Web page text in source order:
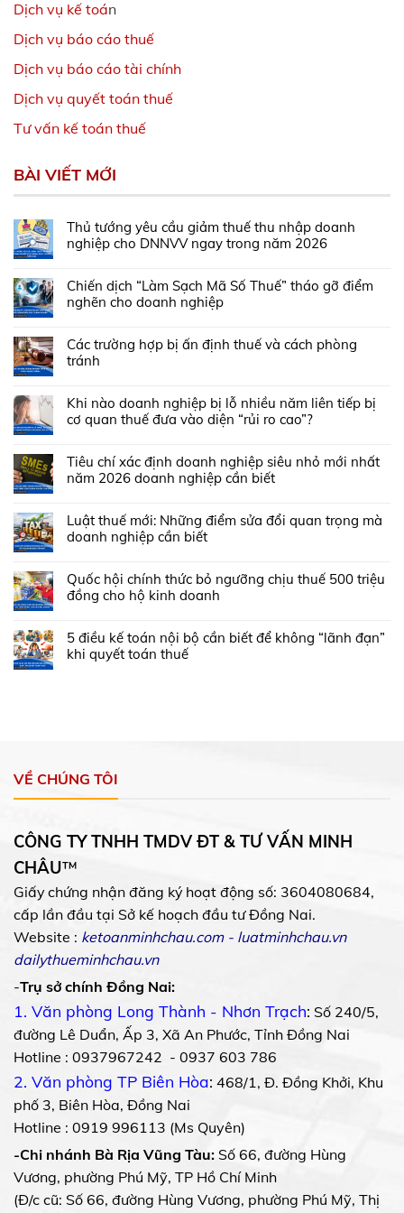
Dịch vụ kế toán
Dịch vụ báo cáo thuế
Dịch vụ báo cáo tài chính
Dịch vụ quyết toán thuế
Tư vấn kế toán thuế
BÀI VIẾT MỚI
Thủ tướng yêu cầu giảm thuế thu nhập doanh
nghiệp cho DNNVV ngay trong năm 2026
Chiến dịch “Làm Sạch Mã Số Thuế” tháo gỡ điểm
nghẽn cho doanh nghiệp
Các trường hợp bị ấn định thuế và cách phòng
tránh
Khi nào doanh nghiệp bị lỗ nhiều năm liên tiếp bị
cơ quan thuế đưa vào diện “rủi ro cao”?
Tiêu chí xác định doanh nghiệp siêu nhỏ mới nhất
năm 2026 doanh nghiệp cần biết
Luật thuế mới: Những điểm sửa đổi quan trọng mà
doanh nghiệp cần biết
Quốc hội chính thức bỏ ngưỡng chịu thuế 500 triệu
đồng cho hộ kinh doanh
5 điều kế toán nội bộ cần biết để không “lãnh đạn”
khi quyết toán thuế
VỀ CHÚNG TÔI
CÔNG TY TNHH TMDV ĐT & TƯ VẤN MINH
CHÂU™
Giấy chứng nhận đăng ký hoạt động số: 3604080684,
cấp lần đầu tại Sở kế hoạch đầu tư Đồng Nai.
Website : ketoanminhchau.com- luatminhchau.vn
dailythueminhchau.vn
-Trụ sở chính Đồng Nai:
1. Văn phòng Long Thành - Nhơn Trạch: Số 240/5,
đường Lê Duẩn, Ấp 3, Xã An Phước, Tỉnh Đồng Nai
Hotline : 0937967242 - 0937 603 786
2. Văn phòng TP Biên Hòa: 468/1, Đ. Đồng Khởi, Khu
phố 3, Biên Hòa, Đồng Nai
Hotline : 0919 996113 (Ms Quyên)
-Chi nhánh Bà Rịa Vũng Tàu: Số 66, đường Hùng
Vương, phường Phú Mỹ, TP Hồ Chí Minh
(Đ/c cũ: Số 66, đường Hùng Vương, phường Phú Mỹ, Thị